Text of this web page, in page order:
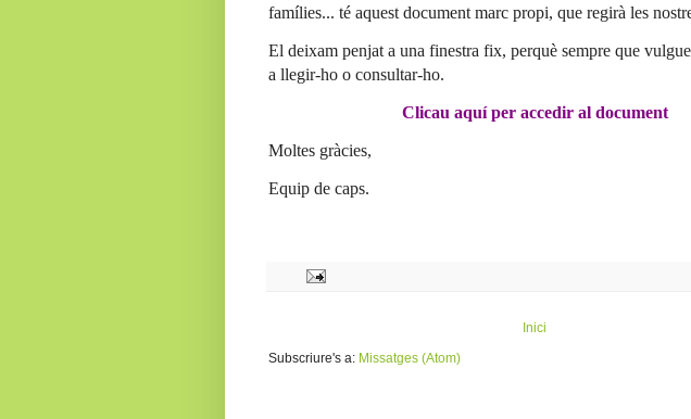
famílies... té aquest document marc propi, que regirà les
El deixam penjat a una finestra fix, perquè sempre que
a llegir-ho o consultar-ho.
Clicau aquí per accedir al document
Moltes gràcies,
Equip de caps.
Inici
Subscriure's a: Missatges (Atom)